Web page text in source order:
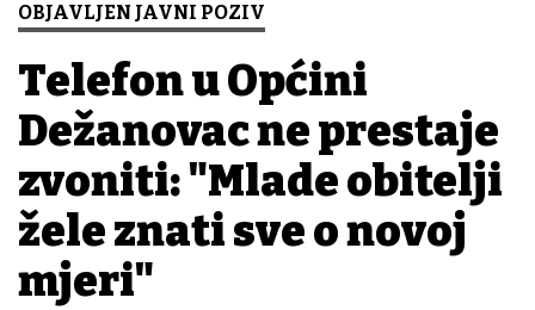
OBJAVLJEN JAVNI POZIV
Telefon u Općini
Dežanovac ne prestaje
zvoniti: "Mlade obitelji
žele znati sve o novoj
mjeri"